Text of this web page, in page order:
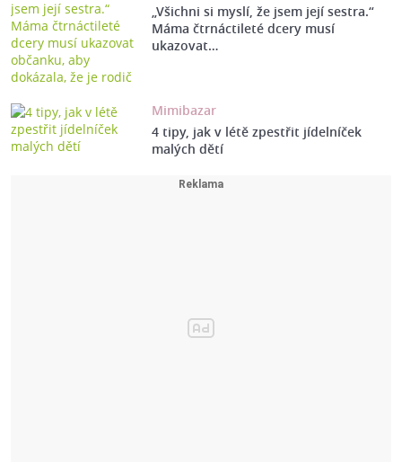
„Všichni si myslí, že jsem její sestra.“
Máma čtrnáctileté dcery musí
ukazovat…
Mimibazar
4 tipy, jak v létě zpestřit jídelníček
malých dětí